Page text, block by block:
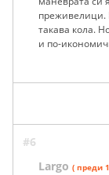
преживелици.
такава кола.
и по-
#6
Largo ( преди